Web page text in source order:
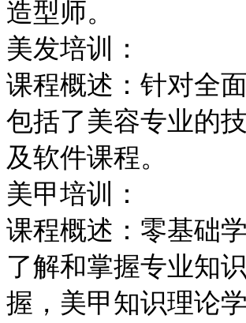
造型师。
美发培训：
课程概述：针对全
包括了美容专业的
及软件课程。
美甲培训：
课程概述：零基础
了解和掌握专业知
握，美甲知识理论